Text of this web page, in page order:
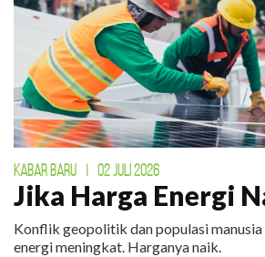
KABAR BARU 02 JULI 2026
Jika Harga Energi
Konflik geopolitik dan populasi
energi meningkat. Harganya naik.